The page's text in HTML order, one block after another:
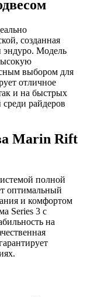
созданная
эндуро. Модель
выбором для
отличное
и на быстрых
среди райдеров
Marin Rift
полной
оптимальный
и комфортом
Series 3 с
на